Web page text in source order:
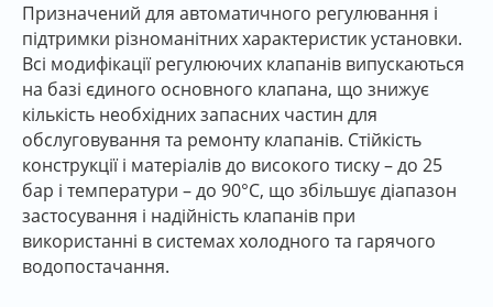
Призначений для автоматичного регулювання і
підтримки різноманітних характеристик установки.
Всі модифікації регулюючих клапанів випускаються
на базі єдиного основного клапана, що знижує
кількість необхідних запасних частин для
обслуговування та ремонту клапанів. Стійкість
конструкції і матеріалів до високого тиску – до 25
бар і температури – до 90°С, що збільшує діапазон
застосування і надійність клапанів при
використанні в системах холодного та гарячого
водопостачання.